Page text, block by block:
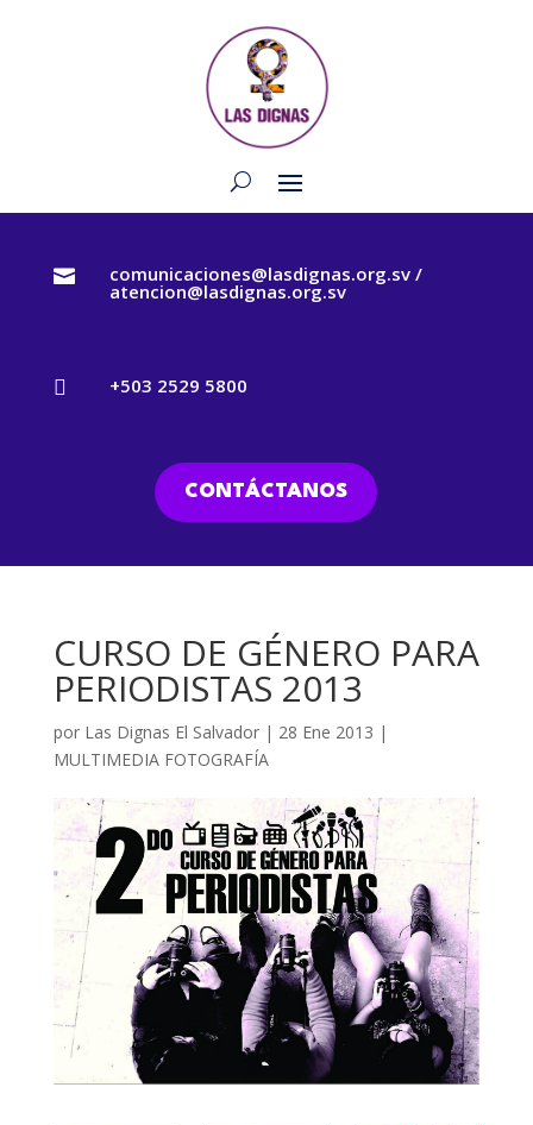
 comunicaciones@lasdignas.org.sv /
atencion@lasdignas.org.sv
 +503 2529 5800
CONTÁCTANOS
CURSO DE GÉNERO PARA
PERIODISTAS 2013
por Las Dignas El Salvador| 28 Ene 2013 |
MULTIMEDIA FOTOGRAFÍA